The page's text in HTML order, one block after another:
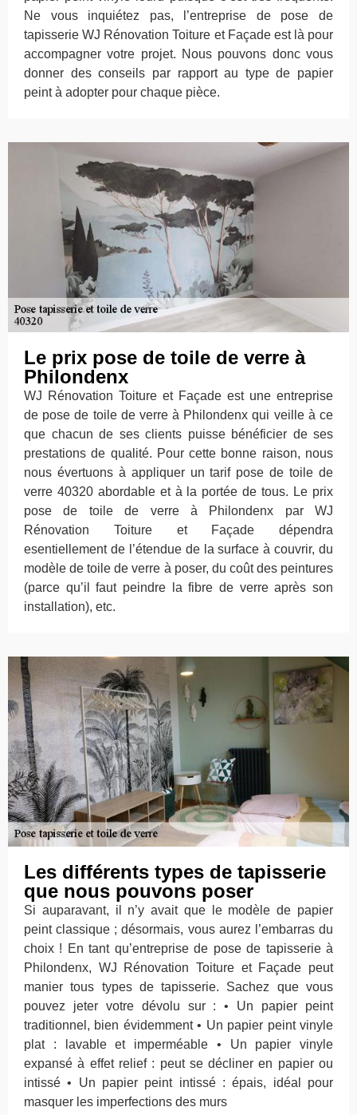
Ne vous inquiétez pas, l’entreprise de pose de
tapisserie WJ Rénovation Toiture et Façade est là pour
accompagner votre projet. Nous pouvons donc vous
donner des conseils par rapport au type de papier
peint à adopter pour chaque pièce.
Le prix pose de toile de verre à
Philondenx
WJ Rénovation Toiture et Façade est une entreprise
de pose de toile de verre à Philondenx qui veille à ce
que chacun de ses clients puisse bénéficier de ses
prestations de qualité. Pour cette bonne raison, nous
nous évertuons à appliquer un tarif pose de toile de
verre 40320 abordable et à la portée de tous. Le prix
pose de toile de verre à Philondenx par WJ
Rénovation Toiture et Façade dépendra
esentiellement de l’étendue de la surface à couvrir, du
modèle de toile de verre à poser, du coût des peintures
(parce qu’il faut peindre la fibre de verre après son
installation), etc.
Les différents types de tapisserie
que nous pouvons poser
Si auparavant, il n’y avait que le modèle de papier
peint classique ; désormais, vous aurez l’embarras du
choix ! En tant qu’entreprise de pose de tapisserie à
Philondenx, WJ Rénovation Toiture et Façade peut
manier tous types de tapisserie. Sachez que vous
pouvez jeter votre dévolu sur : • Un papier peint
traditionnel, bien évidemment • Un papier peint vinyle
plat : lavable et imperméable • Un papier vinyle
expansé à effet relief : peut se décliner en papier ou
intissé • Un papier peint intissé : épais, idéal pour
masquer les imperfections des murs